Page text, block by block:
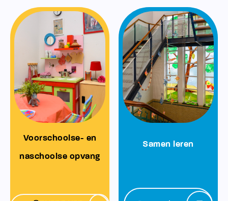
Voorschoolse- en
naschoolse opvang
Samen leren